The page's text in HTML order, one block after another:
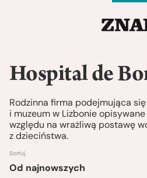
Hospital de
Rodzinna firma podejmująca
i muzeum w Lizbonie
względu na wrażliwą postawę
z dzieciństwa.
Sortuj
Od najnowszych